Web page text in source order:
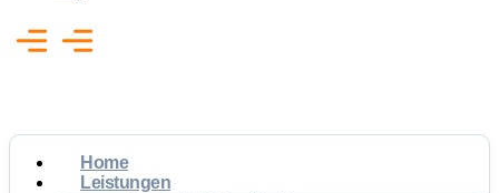
Home
Leistungen